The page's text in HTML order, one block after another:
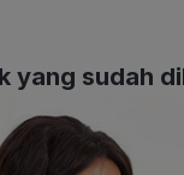
yang sudah